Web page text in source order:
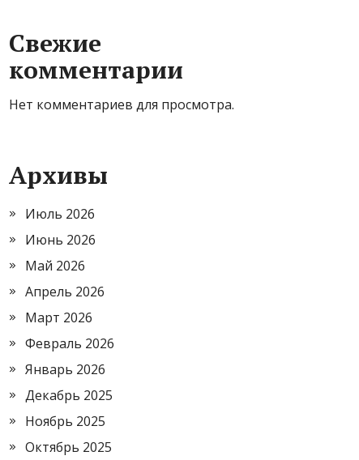
Свежие
комментарии
Нет комментариев для просмотра.
Архивы
Июль 2026
Июнь 2026
Май 2026
Апрель 2026
Март 2026
Февраль 2026
Январь 2026
Декабрь 2025
Ноябрь 2025
Октябрь 2025